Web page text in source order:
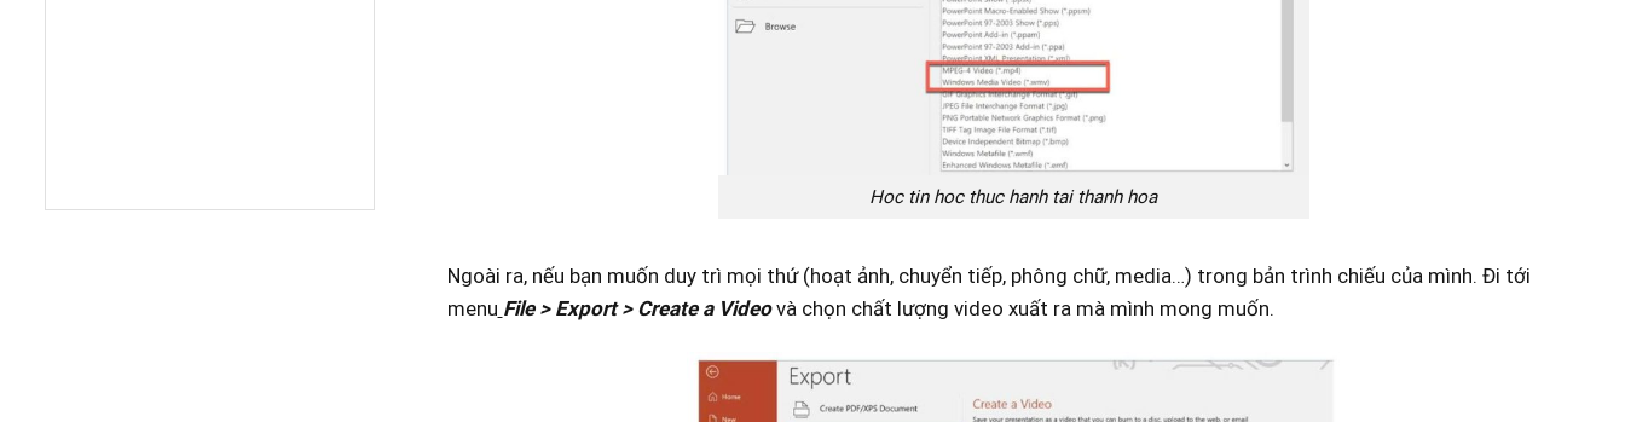
Hoc tin hoc thuc hanh tai thanh hoa
Ngoài ra, nếu bạn muốn duy trì mọi thứ (hoạt ảnh, chuyển tiếp, phông chữ, media…) trong bản trình chiếu của mình. Đi tới
menu File > Export > Create a Video và chọn chất lượng video xuất ra mà mình mong muốn.